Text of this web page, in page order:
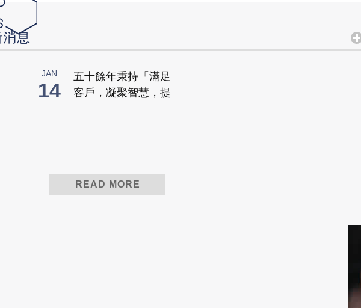
息
JAN
14
五十餘年秉持「滿足
客戶，凝聚智慧，提
READ MORE